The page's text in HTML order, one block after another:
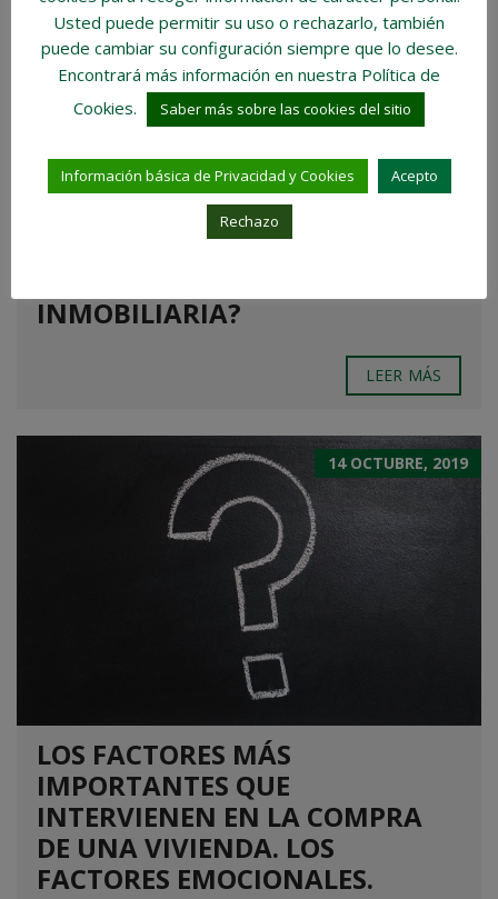
CALIBE PROFESIONAL O ¿POR
QUÉ HEMOS INCORPORADO UN
SERVICIO ORIENTADO A
INMOBILIARIA?
LEER MÁS
14 OCTUBRE, 2019
LOS FACTORES MÁS
IMPORTANTES QUE
INTERVIENEN EN LA COMPRA
DE UNA VIVIENDA. LOS
FACTORES EMOCIONALES.
Usted puede permitir su uso o rechazarlo, también
puede cambiar su configuración siempre que lo desee.
Encontrará más información en nuestra Política de
Cookies.
Saber más sobre las cookies del sitio
Información básica de Privacidad y Cookies Acepto
Rechazo